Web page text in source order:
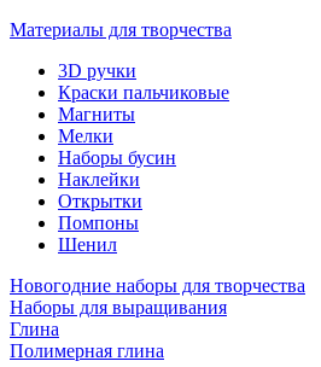
Материалы для творчества
3D ручки
Краски пальчиковые
Магниты
Мелки
Наборы бусин
Наклейки
Открытки
Помпоны
Шенил
Новогодние наборы для творчества
Наборы для выращивания
Глина
Полимерная глина